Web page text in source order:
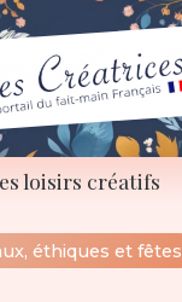
loisirs créatifs
éthiques et fêtes